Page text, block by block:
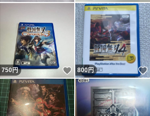
いいね！
750円 いいね！
800円